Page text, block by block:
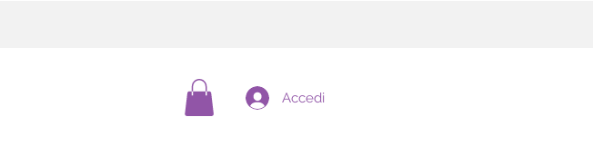
Accedi